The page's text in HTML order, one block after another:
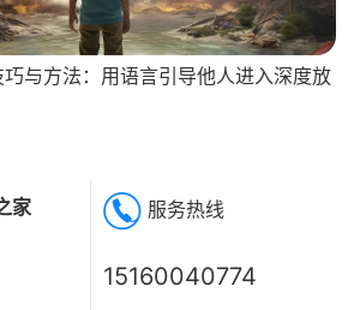
与方法：用语言引导他人进入深度放
家 服务热线
15160040774